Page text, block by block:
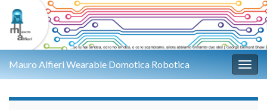
Mauro Alfieri Wearable Domotica Robotica